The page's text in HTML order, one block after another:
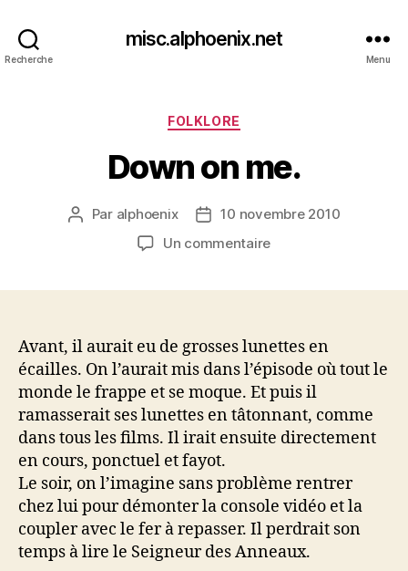
Recherche
misc.alphoenix.net
Menu
Catégories
FOLKLORE
Down on me.
Auteur
Par alphoenix
Date10 novembre 2010
Un commentairesur
Avant, il aurait eu de grosses lunettes en
écailles. On l’aurait mis dans l’épisode où tout le
monde le frappe et se moque. Et puis il
ramasserait ses lunettes en tâtonnant, comme
dans tous les films. Il irait ensuite directement
en cours, ponctuel et fayot.
Le soir, on l’imagine sans problème rentrer
chez lui pour démonter la console vidéo et la
coupler avec le fer à repasser. Il perdrait son
temps à lire le Seigneur des Anneaux.